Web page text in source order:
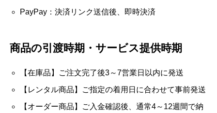
PayPay：決済リンク送信後、即時決済
商品の引渡時期・サービス提供時期
【在庫品】ご注文完了後3～7営業日以内に発送
【レンタル商品】ご指定の着用日に合わせて事前発送
【オーダー商品】ご入金確認後、通常4～12週間で納